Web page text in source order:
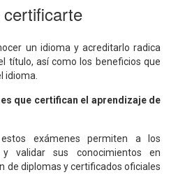
un idioma y acreditarlo radica
título, así como los beneficios que
idioma.
que certifican el aprendizaje de
exámenes permiten a los
y validar sus conocimientos en
de diplomas y certificados oficiales